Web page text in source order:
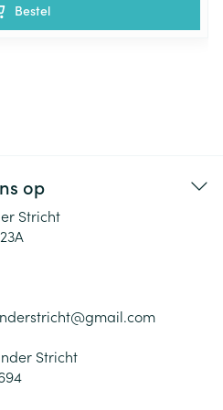
Bestel
op
Stricht
gmail.com
Stricht